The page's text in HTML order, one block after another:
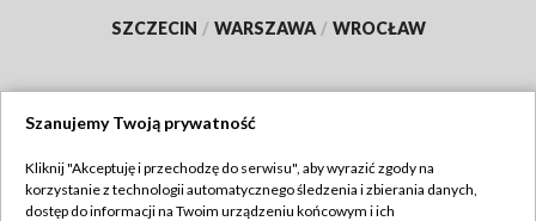
SZCZECIN / WARSZAWA / WROCŁAW
TVP
Szanujemy Twoją prywatność
Kliknij "Akceptuję i przechodzę do serwisu", aby wyrazić zgody na
korzystanie z technologii automatycznego śledzenia i zbierania danych,
dostęp do informacji na Twoim urządzeniu końcowym i ich